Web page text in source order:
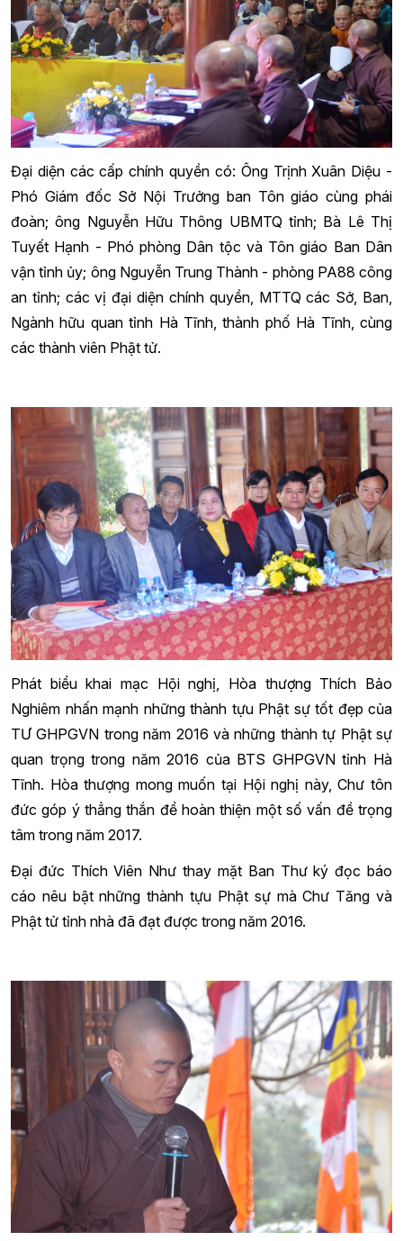
Đại diện các cấp chính quyền có: Ông Trịnh Xuân Diệu -
Phó Giám đốc Sở Nội Trưởng ban Tôn giáo cùng phái
đoàn; ông Nguyễn Hữu Thông UBMTQ tỉnh; Bà Lê Thị
Tuyết Hạnh - Phó phòng Dân tộc và Tôn giáo Ban Dân
vận tỉnh ủy; ông Nguyễn Trung Thành - phòng PA88 công
an tỉnh; các vị đại diện chính quyền, MTTQ các Sở, Ban,
Ngành hữu quan tỉnh Hà Tĩnh, thành phố Hà Tĩnh, cùng
các thành viên Phật tử.
Phát biểu khai mạc Hội nghị, Hòa thượng Thích Bảo
Nghiêm nhấn mạnh những thành tựu Phật sự tốt đẹp của
TƯ GHPGVN trong năm 2016 và những thành tự Phật sự
quan trọng trong năm 2016 của BTS GHPGVN tỉnh Hà
Tĩnh. Hòa thượng mong muốn tại Hội nghị này, Chư tôn
đức góp ý thẳng thắn để hoàn thiện một số vấn đề trọng
tâm trong năm 2017.
Đại đức Thích Viên Như thay mặt Ban Thư ký đọc báo
cáo nêu bật những thành tựu Phật sự mà Chư Tăng và
Phật tử tỉnh nhà đã đạt được trong năm 2016.